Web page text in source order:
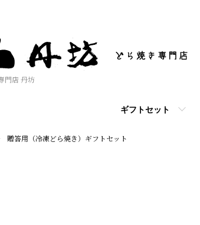
門店 丹坊
ギフトセット
贈答用（冷凍どら焼き）ギフトセット